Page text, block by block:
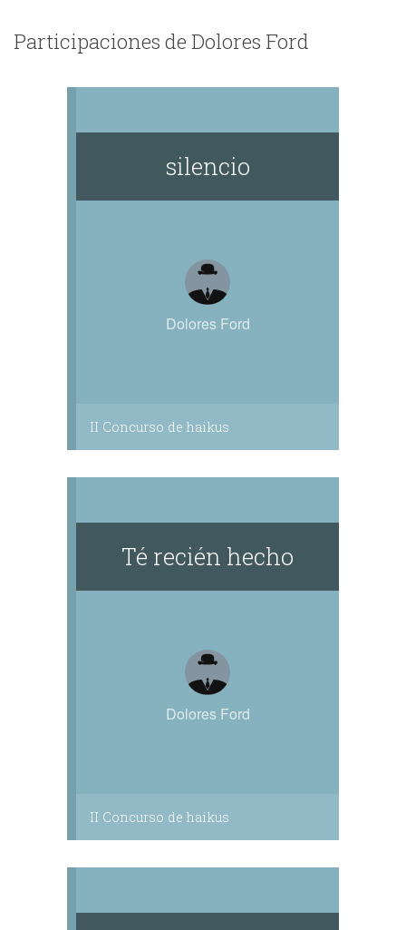
Participaciones de Dolores Ford
silencio
Dolores Ford
II Concurso de haikus
Té recién hecho
Dolores Ford
II Concurso de haikus